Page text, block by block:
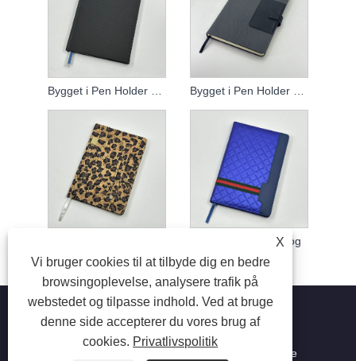
Paperback notesbog
X
Vi bruger cookies til at tilbyde dig en bedre
browsingoplevelse, analysere trafik på
webstedet og tilpasse indhold. Ved at bruge
denne side accepterer du vores brug af
cookies. Privatlivspolitik
Copyright © 2023 Suzhou Aiyide Stationery Co.,Ltd. Alle